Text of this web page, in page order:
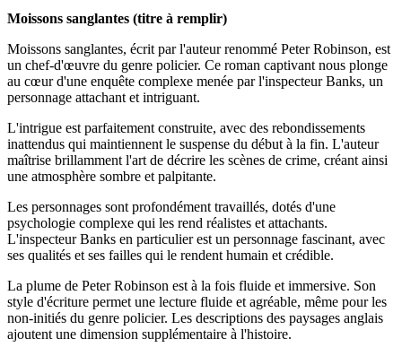
Moissons sanglantes (titre à remplir)
Moissons sanglantes, écrit par l'auteur renommé Peter Robinson, est
un chef-d'œuvre du genre policier. Ce roman captivant nous plonge
au cœur d'une enquête complexe menée par l'inspecteur Banks, un
personnage attachant et intriguant.
L'intrigue est parfaitement construite, avec des rebondissements
inattendus qui maintiennent le suspense du début à la fin. L'auteur
maîtrise brillamment l'art de décrire les scènes de crime, créant ainsi
une atmosphère sombre et palpitante.
Les personnages sont profondément travaillés, dotés d'une
psychologie complexe qui les rend réalistes et attachants.
L'inspecteur Banks en particulier est un personnage fascinant, avec
ses qualités et ses failles qui le rendent humain et crédible.
La plume de Peter Robinson est à la fois fluide et immersive. Son
style d'écriture permet une lecture fluide et agréable, même pour les
non-initiés du genre policier. Les descriptions des paysages anglais
ajoutent une dimension supplémentaire à l'histoire.